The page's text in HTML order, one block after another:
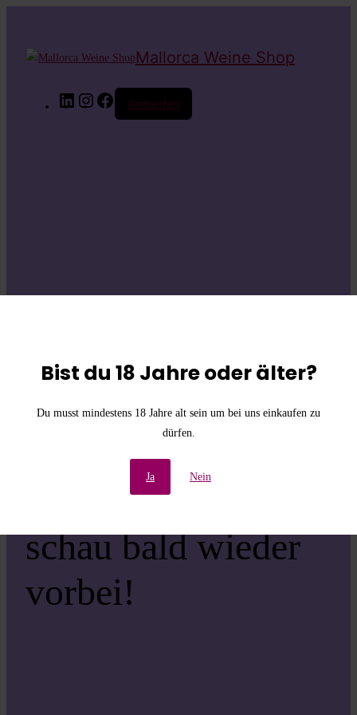
Bist du 18 Jahre oder älter?
Du musst mindestens 18 Jahre alt sein um bei uns einkaufen zu
dürfen.
Ja Nein
Mallorca Weine Shop
LinkedInInstagramFacebook
Anmelden
die
Unannehmlichkeiten!
Wir arbeiten an einer
großartigen Sache –
schau bald wieder
vorbei!